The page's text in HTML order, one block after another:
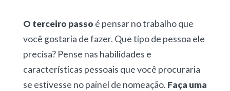
O terceiro passo é pensar no trabalho que
você gostaria de fazer. Que tipo de pessoa ele
precisa? Pense nas habilidades e
características pessoais que você procuraria
se estivesse no painel de nomeação. Faça uma